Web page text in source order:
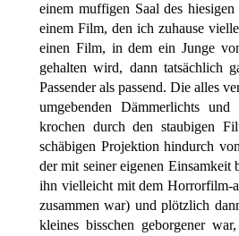
einem muffigen Saal des
einem Film, den ich zuhause
einen Film, in dem ein Junge
gehalten wird, dann tatsächlich
Passender als passend. Die alles
umgebenden Dämmerlichts
krochen durch den staubigen
schäbigen Projektion hindurch
der mit seiner eigenen Einsamkeit
ihn vielleicht mit dem Horrorfilm-
zusammen war) und plötzlich
kleines bisschen geborgener